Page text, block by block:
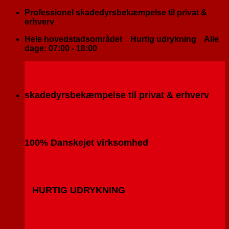
FortsætProfessionel skadedyrsbekæmpelse til privat &
erhverv
Hele hovedstadsområdet
Hurtig udrykning
Alle
dage: 07:00 - 18:00
skadedyrsbekæmpelse til privat & erhverv
100% Danskejet virksomhed
HURTIG UDRYKNING